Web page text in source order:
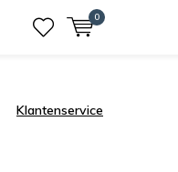
0
Klantenservice